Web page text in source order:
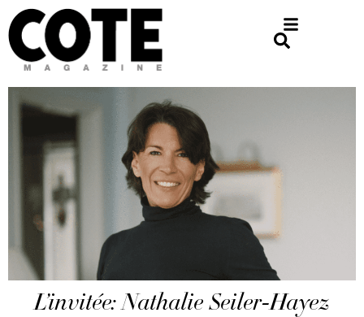
L’invitée: Nathalie Seiler-Hayez